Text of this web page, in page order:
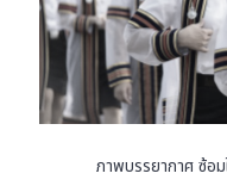
ภาพบรรยากาศ ซ้